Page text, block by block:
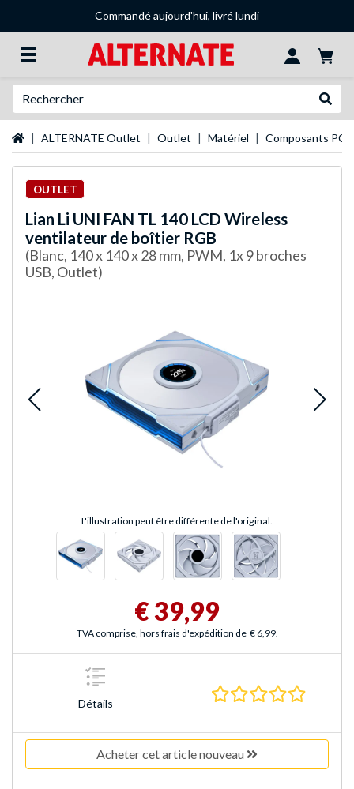
Commandé aujourd'hui, livré lundi
Page d'accueil
ALTERNATE Outlet Outlet Matériel Composants PC
OUTLET
Lian Li UNI FAN TL 140 LCD Wireless
ventilateur de boîtier RGB
(Blanc, 140 x 140 x 28 mm, PWM, 1x 9 broches
USB, Outlet)
L'illustration peut être différente de l'original.
€ 39,99
TVA comprise, hors frais d'expédition de € 6,99.
Détails
Acheter cet article nouveau